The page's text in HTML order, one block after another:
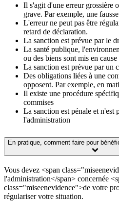
Il s'agit d'une erreur grossière
grave. Par exemple, une
L'erreur ne peut pas être
retard de déclaration.
La sanction est prévue par le
La santé publique,
ou des biens sont mis en cause
La sanction est prévue par un
Des obligations liées à une
opposent. Par exemple, en
Il existe une procédure
commises
La sanction est pénale et n'est
l'administration
En pratique, comment faire pour
Vous devez <span
l'administration</span> concernée
class="miseenevidence">de votre
régulariser votre situation.